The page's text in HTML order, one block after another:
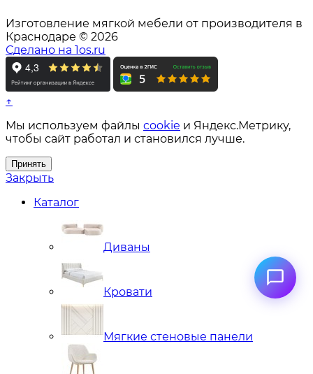
Изготовление мягкой мебели от производителя в
Краснодаре © 2026
Сделано на 1os.ru
↑
Мы используем файлы cookie и Яндекс.Метрику,
чтобы сайт работал и становился лучше.
Принять
Закрыть
Каталог
Диваны
Кровати
Мягкие стеновые панели